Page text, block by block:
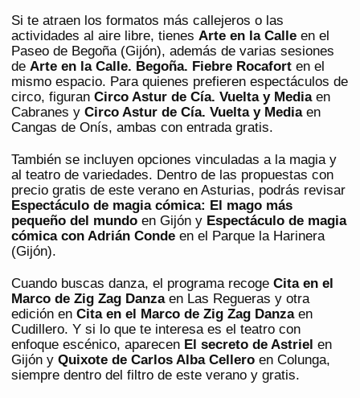
Si te atraen los formatos más callejeros o las
actividades al aire libre, tienes Arte en la Calle en el
Paseo de Begoña (Gijón), además de varias sesiones
de Arte en la Calle. Begoña. Fiebre Rocafort en el
mismo espacio. Para quienes prefieren espectáculos de
circo, figuran Circo Astur de Cía. Vuelta y Mediaen
Cabranes y Circo Astur de Cía. Vuelta y Mediaen
Cangas de Onís, ambas con entrada gratis.
También se incluyen opciones vinculadas a la magia y
al teatro de variedades. Dentro de las propuestas con
precio gratis de este verano en Asturias, podrás revisar
Espectáculo de magia cómica: El mago más
pequeño del mundo en Gijón y Espectáculo de magia
cómica con Adrián Conde en el Parque la Harinera
(Gijón).
Cuando buscas danza, el programa recoge Cita en el
Marco de Zig Zag Danzaen Las Regueras y otra
edición en Cita en el Marco de Zig Zag Danzaen
Cudillero. Y si lo que te interesa es el teatro con
enfoque escénico, aparecen El secreto de Astriel en
Gijón y Quixote de Carlos Alba Cellero en Colunga,
siempre dentro del filtro de este verano y gratis.